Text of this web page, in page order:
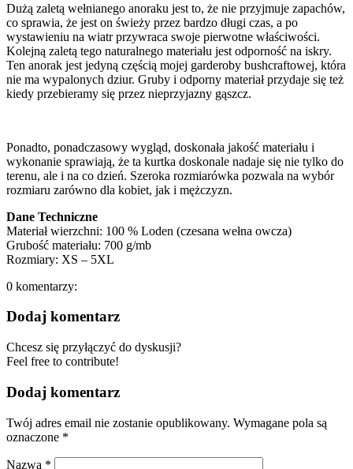
Dużą zaletą wełnianego anoraku jest to, że nie przyjmuje zapachów,
co sprawia, że jest on świeży przez bardzo długi czas, a po
wystawieniu na wiatr przywraca swoje pierwotne właściwości.
Kolejną zaletą tego naturalnego materiału jest odporność na iskry.
Ten anorak jest jedyną częścią mojej garderoby bushcraftowej, która
nie ma wypalonych dziur. Gruby i odporny materiał przydaje się też
kiedy przebieramy się przez nieprzyjazny gąszcz.
Ponadto, ponadczasowy wygląd, doskonała jakość materiału i
wykonanie sprawiają, że ta kurtka doskonale nadaje się nie tylko do
terenu, ale i na co dzień. Szeroka rozmiarówka pozwala na wybór
rozmiaru zarówno dla kobiet, jak i mężczyzn.
Dane Techniczne
Materiał wierzchni: 100 % Loden (czesana wełna owcza)
Grubość materiału: 700 g/mb
Rozmiary: XS – 5XL
0 komentarzy:
Dodaj komentarz
Chcesz się przyłączyć do dyskusji?
Feel free to contribute!
Dodaj komentarz
Twój adres email nie zostanie opublikowany. Wymagane pola są
oznaczone *
Nazwa *